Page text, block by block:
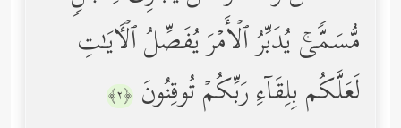
مُّسَمࣰّىۚ یُدَبِّرُ ٱلۡأَمۡرَ یُفَصِّلُ ٱلۡـَٔایَـٰتِ
لَعَلَّكُم بِلِقَاۤءِ رَبِّكُمۡ تُوقِنُونَ ﴿٢﴾